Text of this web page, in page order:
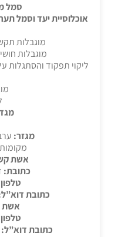
סמל
אוכלוסיית יעד וסמל
מוגבלות
מוגבלות
ליקוי תפקוד והסתגלות
מגזר:
אשת
כתובת:
כתובת
אשת
כתובת דוא”ל: